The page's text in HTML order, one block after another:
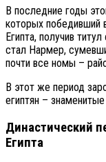
В последние годы
которых победивший
Египта, получив
стал Нармер,
почти все номы –
В этот же период
египтян –
Династический
Египта